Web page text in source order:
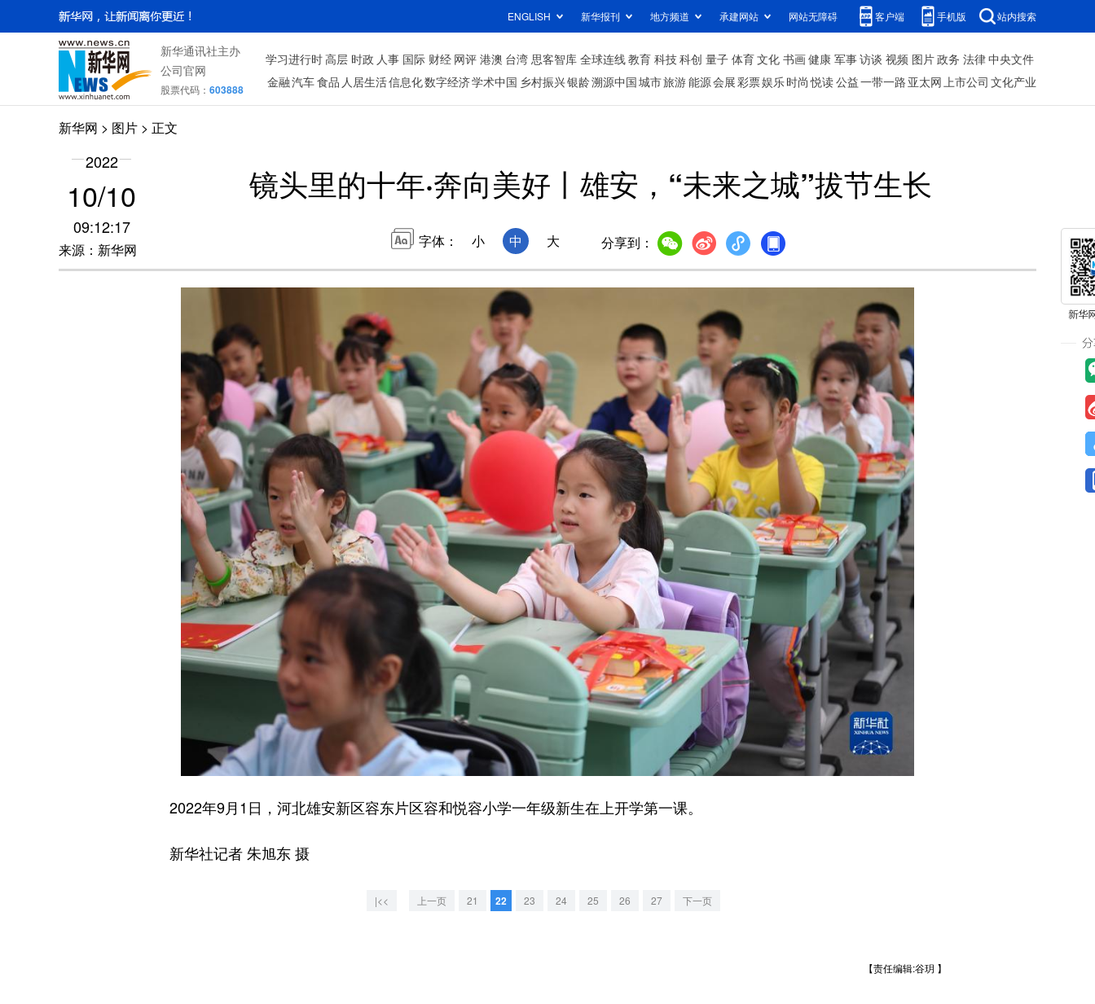
ENGLISH 新华报刊 地方频道 承建网站 网站无障碍 客户端 手机版 站内搜索
新华通讯社主办
公司官网
股票代码： 603888
学习进行时高层 时政 人事 国际 财经 网评 港澳 台湾 思客智库 全球连线教育 科技科创 量子 体育文化 书画健康 军事访谈 视频 图片政务 法律中央文件
金融汽车食品 人居生活信息化数字经济学术中国 乡村振兴银龄溯源中国城市旅游能源会展彩票娱乐时尚 悦读公益一带一路 亚太网上市公司 文化产业
新华网 > 图片 > 正文
2022
10/10
09:12:17
来源：新华网
镜头里的十年·奔向美好丨雄安，“未来之城”拔节生长
字体： 小 中 大 分享到：
2022年9月1日，河北雄安新区容东片区容和悦容小学一年级新生在上开学第一课。
新华社记者 朱旭东 摄
|<< 上一页 21 22 23 24 25 26 27 下一页
【责任编辑:谷玥 】